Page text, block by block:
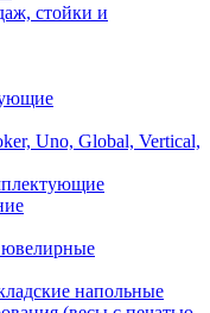
стойки и
Uno, Global, Vertical,
напольные